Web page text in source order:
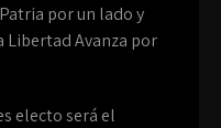
por un lado y
Libertad Avanza por
electo será el